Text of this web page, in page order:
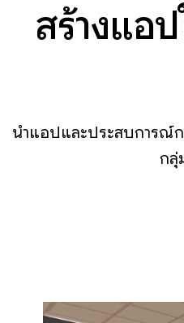
สร้างแอ
นำแอปและประสบการณ์ก
กลุ่